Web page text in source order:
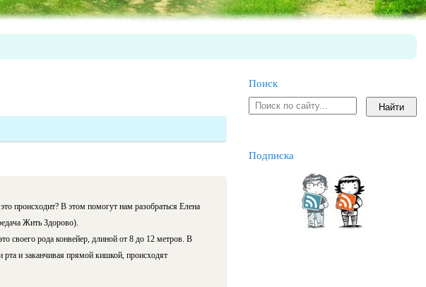
происходит? В этом помогут нам разобраться Елена
Жить Здорово).
своего рода конвейер, длиной от 8 до 12 метров. В
рта и заканчивая прямой кишкой, происходят
Поиск
Подписка